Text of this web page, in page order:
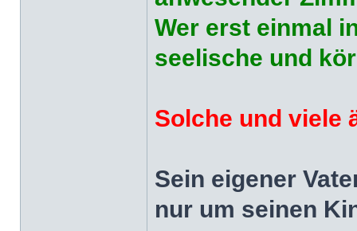
Wer erst einmal
seelische und
Solche und viele
Sein eigener
nur um seinen